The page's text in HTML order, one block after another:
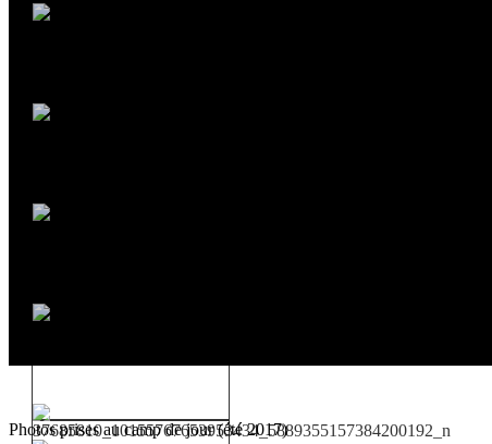
Photos prises au camp de jour (été 2017)